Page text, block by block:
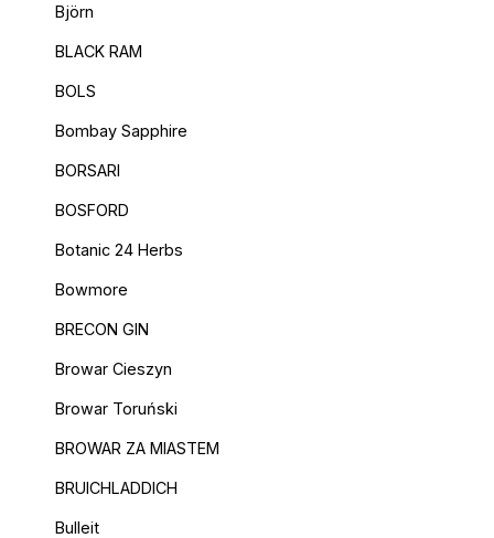
Björn
BLACK RAM
BOLS
Bombay Sapphire
BORSARI
BOSFORD
Botanic 24 Herbs
Bowmore
BRECON GIN
Browar Cieszyn
Browar Toruński
BROWAR ZA MIASTEM
BRUICHLADDICH
Bulleit